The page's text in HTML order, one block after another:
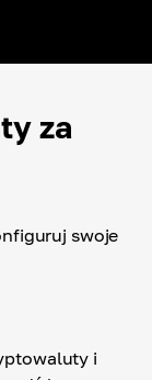
za
swoje
i